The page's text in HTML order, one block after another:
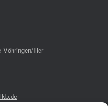
Vöhringen/Iller